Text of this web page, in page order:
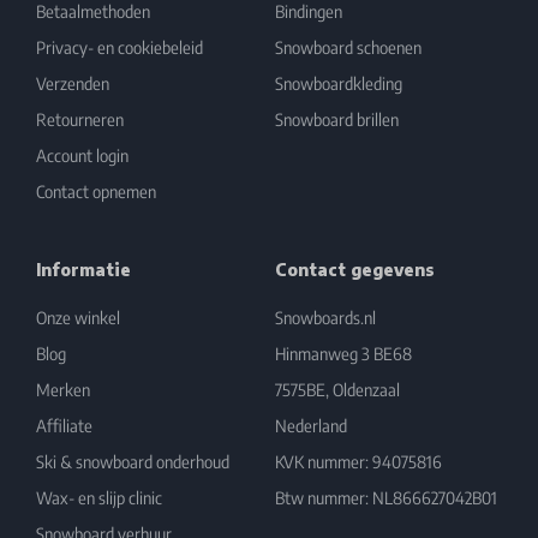
Betaalmethoden
Privacy- en cookiebeleid
Verzenden
Retourneren
Account login
Contact opnemen
Bindingen
Snowboard schoenen
Snowboardkleding
Snowboard brillen
Informatie
Onze winkel
Blog
Merken
Affiliate
Ski & snowboard onderhoud
Wax- en slijp clinic
Contact gegevens
Snowboards.nl
Hinmanweg 3 BE68
7575BE, Oldenzaal
Nederland
KVK nummer: 94075816
Btw nummer: NL866627042B01